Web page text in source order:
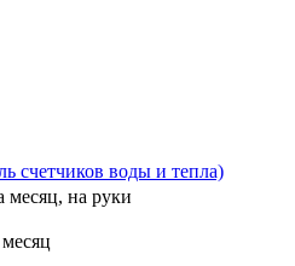
счетчиков воды и тепла)
месяц, на руки